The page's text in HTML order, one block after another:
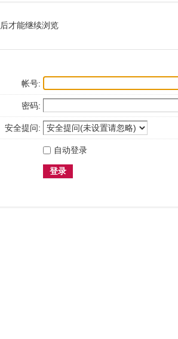
才能继续浏览
帐号:
密码:
安全提问:
自动登录
登录